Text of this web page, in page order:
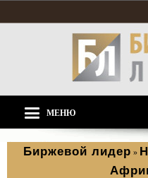
МЕНЮ
Биржевой лидер »